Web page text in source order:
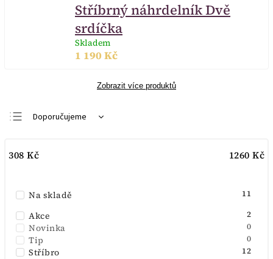
Stříbrný náhrdelník Dvě
srdíčka
Skladem
1 190 Kč
Zobrazit více produktů
Doporučujeme
Nejdražší
Abecedně
308 Kč 1260 Kč
Na skladě 11
Akce 2
Novinka 0
Tip 0
Stříbro 12